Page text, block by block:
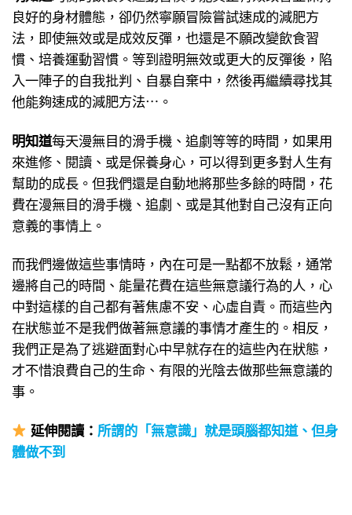
良好的身材體態，卻仍然寧願冒險嘗試速成的減肥方
法，即使無效或是成效反彈，也還是不願改變飲食習
慣、培養運動習慣。等到證明無效或更大的反彈後，陷
入一陣子的自我批判、自暴自棄中，然後再繼續尋找其
他能夠速成的減肥方法⋯。
明知道每天漫無目的滑手機、追劇等等的時間，如果用
來進修、閱讀、或是保養身心，可以得到更多對人生有
幫助的成長。但我們還是自動地將那些多餘的時間，花
費在漫無目的滑手機、追劇、或是其他對自己沒有正向
意義的事情上。
而我們邊做這些事情時，內在可是一點都不放鬆，通常
邊將自己的時間、能量花費在這些無意議行為的人，心
中對這樣的自己都有著焦慮不安、心虛自責。而這些內
在狀態並不是我們做著無意議的事情才產生的。相反，
我們正是為了逃避面對心中早就存在的這些內在狀態，
才不惜浪費自己的生命、有限的光陰去做那些無意議的
事。
延伸閱讀： 所謂的「無意識」就是頭腦都知道、但身
體做不到